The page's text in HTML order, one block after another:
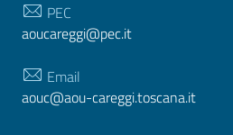
PEC
aoucareggi@pec.it
Email
aouc@aou-careggi.toscana.it